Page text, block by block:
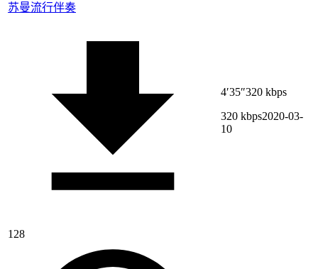
苏曼流行伴奏
128
4′35″320 kbps
320 kbps2020-03-
10